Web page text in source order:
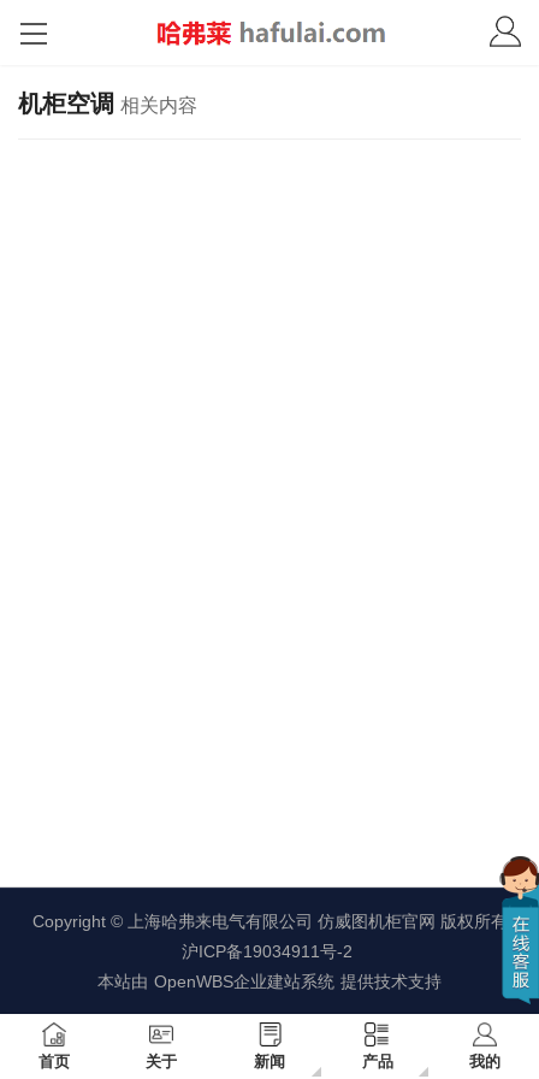
首页 关于 新闻 产品 我的
机柜空调 相关内容
Copyright © 上海哈弗来电气有限公司 仿威图机柜官网 版权所有
沪ICP备19034911号-2
本站由 OpenWBS企业建站系统 提供技术支持